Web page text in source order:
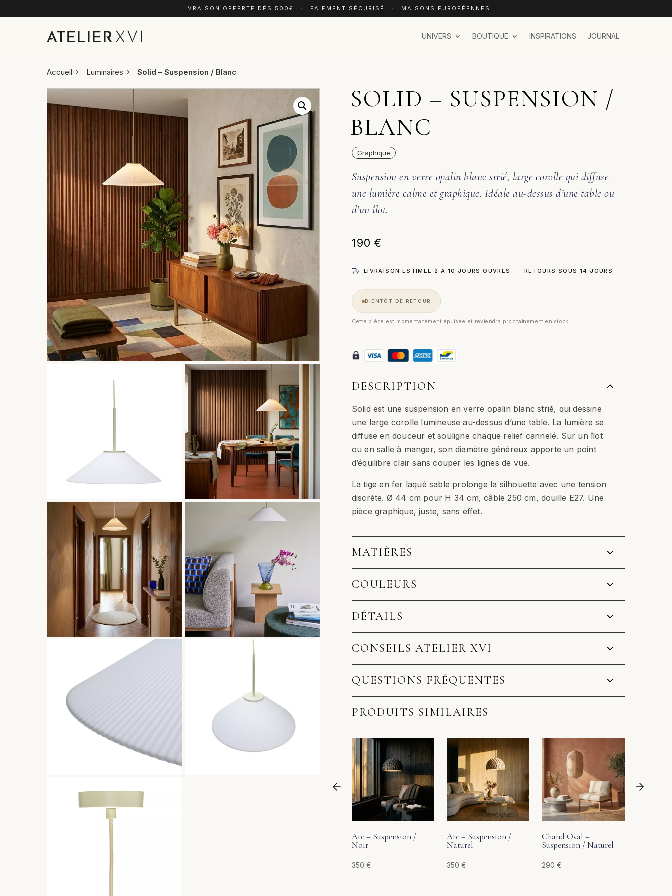
LIVRAISON OFFERTE DÈS 500€ · PAIEMENT SÉCURISÉ · MAISONS EUROPÉENNES
UNIVERS BOUTIQUE INSPIRATIONS JOURNAL
Accueil Luminaires Solid – Suspension / Blanc
SOLID – SUSPENSION /
BLANC
Graphique
Suspension en verre opalin blanc strié, large corolle qui diffuse
une lumière calme et graphique. Idéale au-dessus d’une table ou
d’un îlot.
190 €
LIVRAISON ESTIMÉE 2 À 10 JOURS OUVRÉS · RETOURS SOUS 14 JOURS
BIENTÔT DE RETOUR
Cette pièce est momentanément épuisée et reviendra prochainement en stock.
DESCRIPTION
Solid est une suspension en verre opalin blanc strié, qui dessine
une large corolle lumineuse au-dessus d’une table. La lumière se
diffuse en douceur et souligne chaque relief cannelé. Sur un îlot
ou en salle à manger, son diamètre généreux apporte un point
d’équilibre clair sans couper les lignes de vue.
La tige en fer laqué sable prolonge la silhouette avec une tension
discrète. Ø 44 cm pour H 34 cm, câble 250 cm, douille E27. Une
pièce graphique, juste, sans effet.
MATIÈRES
COULEURS
DÉTAILS
CONSEILS ATELIER XVI
QUESTIONS FRÉQUENTES
PRODUITS SIMILAIRES
Arc – Suspension /
Noir
350 €
Arc – Suspension /
Naturel
350€
Chand Oval –
Suspension / Naturel
290€
189